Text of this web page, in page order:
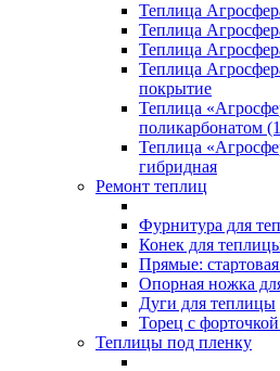
Теплица
Теплица
Теплица
Теплица
покрытие
Теплица
поликарбонатом
Теплица
гибридная
Ремонт теплиц
Фурнитура для
Конек для
Прямые:
Опорная ножка
Дуги для теплицы
Торец с
Теплицы под пленку